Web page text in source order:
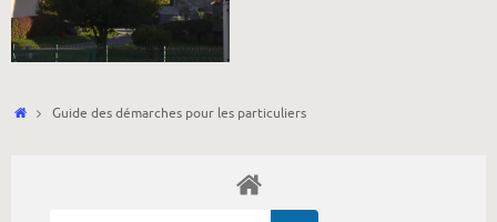
Accueil
Guide des démarches pour les particuliers